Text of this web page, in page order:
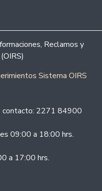
Reclamos y
Sistema OIRS
contacto: 2271 84900
09:00 a 18:00 hrs.
a 17:00 hrs.